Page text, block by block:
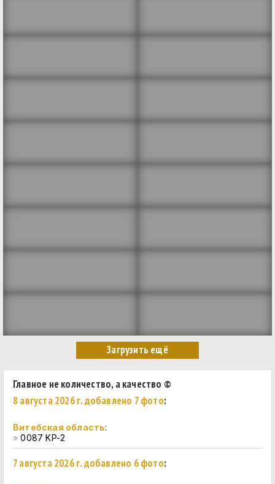
Главное не количество, а качество ©
8 августа 2026 г. добавлено 7 фото:
Витебская область:
»0087 KP-2
7 августа 2026 г. добавлено 6 фото: